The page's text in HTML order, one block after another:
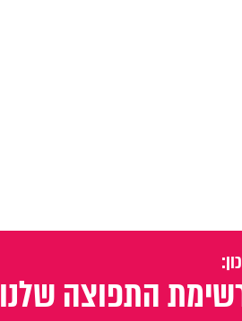
התפוצה שלנו